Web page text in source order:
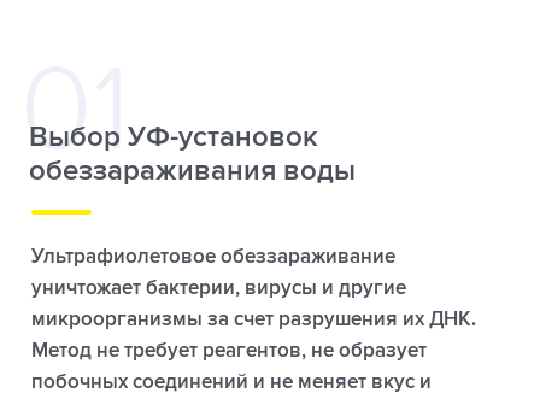
Выбор УФ-установок
обеззараживания воды
Ультрафиолетовое обеззараживание
уничтожает бактерии, вирусы и другие
микроорганизмы за счет разрушения их ДНК.
Метод не требует реагентов, не образует
побочных соединений и не меняет вкус и